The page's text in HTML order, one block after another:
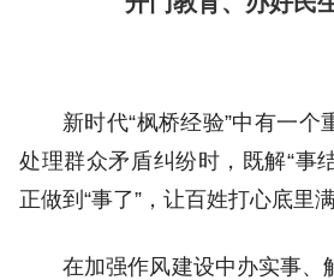
新时代“枫桥经验”中有一个
处理群众矛盾纠纷时，既解“事
正做到“事了”，让百姓打心底里满
在加强作风建设中办实事、